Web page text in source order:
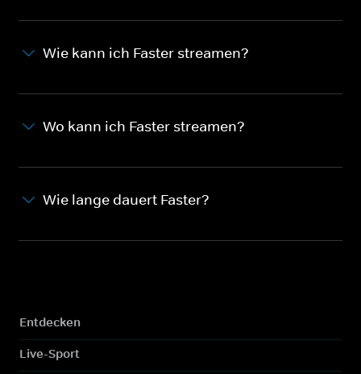
Wie kann ich Faster streamen?
Wo kann ich Faster streamen?
Wie lange dauert Faster?
Entdecken
Live-Sport